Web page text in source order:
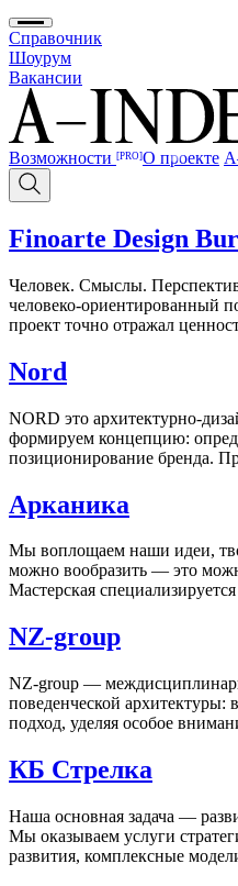
Справочник
Шоурум
Вакансии
Возможности [PRO]О проекте
Finoarte Design
Человек. Смыслы.
человеко-ориентированный
проект точно отражал
Nord
NORD это архитектурно-
формируем концепцию:
позиционирование бренда.
Арканика
Мы воплощаем наши идеи,
можно вообразить — это
Мастерская
NZ-group
NZ-group —
поведенческой
подход, уделяя особое
КБ Стрелка
Наша основная задача —
Мы оказываем услуги
развития, комплексные